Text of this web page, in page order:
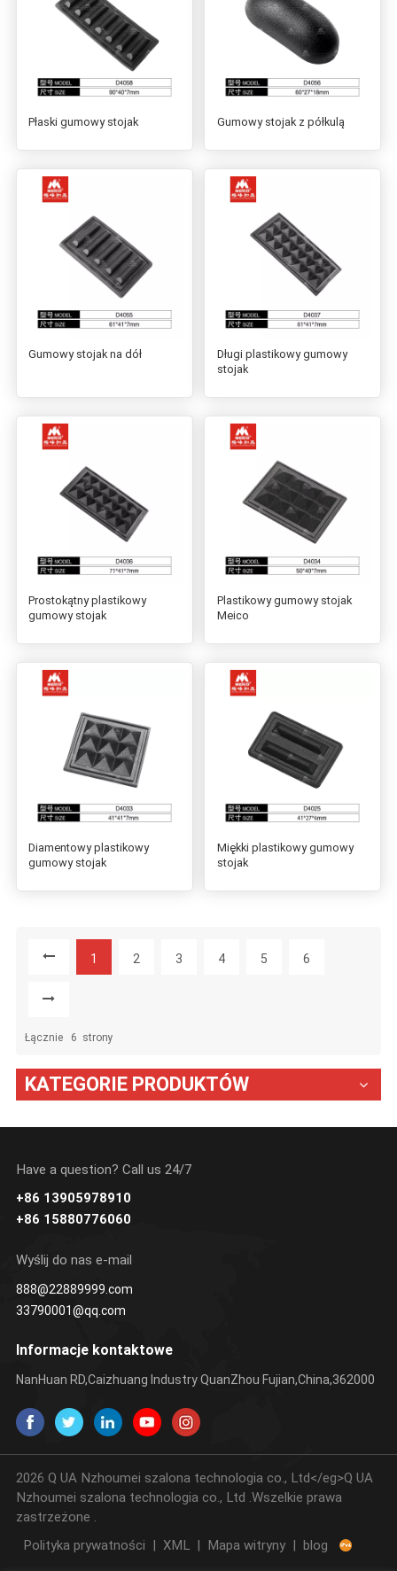
Płaski gumowy stojak Gumowy stojak z półkulą
Gumowy stojak na dół
Długi plastikowy gumowy
stojak
Prostokątny plastikowy
gumowy stojak
Plastikowy gumowy stojak
Meico
Diamentowy plastikowy
gumowy stojak
Miękki plastikowy gumowy
stojak
1 2 3 4 5 6
Łącznie 6 Strony
KATEGORIE PRODUKTÓW
Have a question? Call us 24/7
+86 13905978910
+86 15880776060
Wyślij do nas e-mail
888@22889999.com
33790001@qq.com
Informacje kontaktowe
NanHuan RD,Caizhuang Industry QuanZhou Fujian,China,362000
2026 Q UA Nzhoumei szalona technologia co., Ltd</eg>Q UA
Nzhoumei szalona technologia co., Ltd .Wszelkie prawa
zastrzeżone .
Polityka prywatności
XML Mapa witryny blog